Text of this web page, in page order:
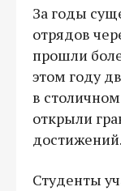
За годы
отрядов
прошли
этом году
в
открыли
достижений.
Студенты